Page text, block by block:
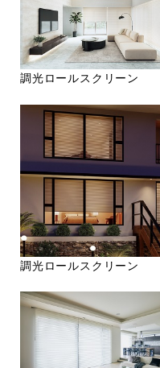
調光ロールスクリーン
調光ロールスクリーン